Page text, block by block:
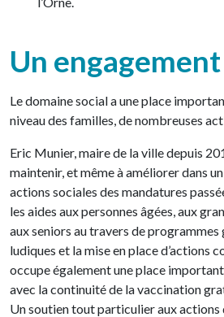
Un
Le domaine social a une place
niveau des familles, de nombreuses
Eric Munier, maire de la ville depuis
maintenir, et même à améliorer dans
actions sociales des mandatures
les aides aux personnes âgées, aux
aux seniors au travers de
ludiques et la mise en place d’actions
occupe également une place
avec la continuité de la vaccination
Un soutien tout particulier aux